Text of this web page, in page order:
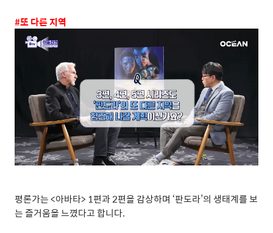
#또 다른 지역
평론가는<아바타> 1편과2편을 감상하며 ‘판도라’의 생태계를 보
는 즐거움을 느꼈다고 합니다.